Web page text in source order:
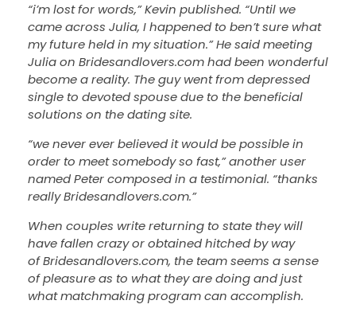
“i’m lost for words,” Kevin published. “Until we
came across Julia, I happened to ben’t sure what
my future held in my situation.” He said meeting
Julia on Bridesandlovers.com had been wonderful
become a reality. The guy went from depressed
single to devoted spouse due to the beneficial
solutions on the dating site.
“we never ever believed it would be possible in
order to meet somebody so fast,” another user
named Peter composed in a testimonial. “thanks
really Bridesandlovers.com.”
When couples write returning to state they will
have fallen crazy or obtained hitched by way
of Bridesandlovers.com, the team seems a sense
of pleasure as to what they are doing and just
what matchmaking program can accomplish.